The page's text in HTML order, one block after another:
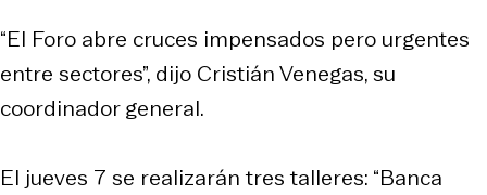
“El Foro abre cruces impensados pero urgentes
entre sectores”, dijo Cristián Venegas, su
coordinador general.
El jueves 7 se realizarán tres talleres: “Banca